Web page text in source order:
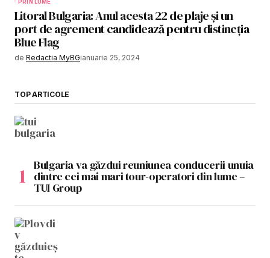
Litoral Bulgaria: Anul acesta 22 de plaje și un
port de agrement candidează pentru distincția
Blue Flag
de Redactia MyBGianuarie 25, 2024
TOP ARTICOLE
Bulgaria va găzdui reuniunea conducerii unuia
dintre cei mai mari tour-operatori din lume –
TUI Group